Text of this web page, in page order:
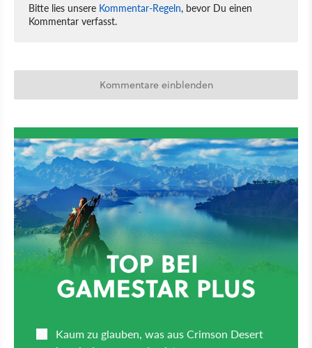
Bitte lies unsere Kommentar-Regeln, bevor Du einen
Kommentar verfasst.
Kommentare einblenden